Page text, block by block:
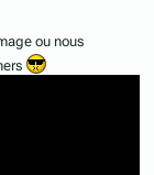
ou nous